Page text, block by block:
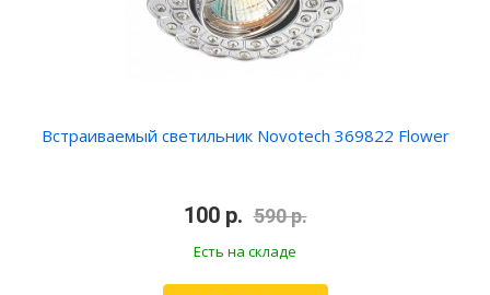
Встраиваемый светильник Novotech 369822 Flower
100 р. 590 р.
Есть на складе